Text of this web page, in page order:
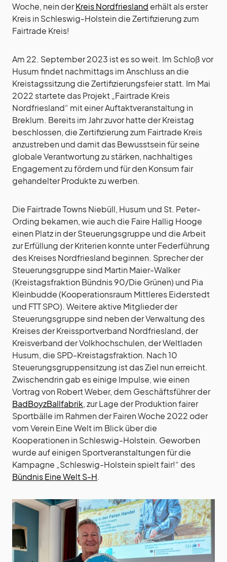
Woche, nein derKreis Nordfriesland erhält als erster
Kreis in Schleswig-Holstein die Zertifizierung zum
Fairtrade Kreis!
Am 22. September 2023 ist es so weit. Im Schloß vor
Husum findet nachmittags im Anschluss an die
Kreistagssitzung die Zertifizierungsfeier statt. Im Mai
2022 startete das Projekt „Fairtrade Kreis
Nordfriesland“ mit einer Auftaktveranstaltung in
Breklum. Bereits im Jahr zuvor hatte der Kreistag
beschlossen, die Zertifizierung zum Fairtrade Kreis
anzustreben und damit das Bewusstsein für seine
globale Verantwortung zu stärken, nachhaltiges
Engagement zu fördern und für den Konsum fair
gehandelter Produkte zu werben.
Die Fairtrade Towns Niebüll, Husum und St. Peter-
Ording bekamen, wie auch die Faire Hallig Hooge
einen Platz in der Steuerungsgruppe und die Arbeit
zur Erfüllung der Kriterien konnte unter Federführung
des Kreises Nordfriesland beginnen. Sprecher der
Steuerungsgruppe sind Martin Maier-Walker
(Kreistagsfraktion Bündnis 90/Die Grünen) und Pia
Kleinbudde (Kooperationsraum Mittleres Eiderstedt
und FTT SPO). Weitere aktive Mitglieder der
Steuerungsgruppe sind neben der Verwaltung des
Kreises der Kreissportverband Nordfriesland, der
Kreisverband der Volkhochschulen, der Weltladen
Husum, die SPD-Kreistagsfraktion. Nach 10
Steuerungsgruppensitzung ist das Ziel nun erreicht.
Zwischendrin gab es einige Impulse, wie einen
Vortrag von Robert Weber, dem Geschäftsführer der
BadBoyzBallfabrik, zur Lage der Produktion fairer
Sportbälle im Rahmen der Fairen Woche 2022 oder
vom Verein Eine Welt im Blick über die
Kooperationen in Schleswig-Holstein. Geworben
wurde auf einigen Sportveranstaltungen für die
Kampagne „Schleswig-Holstein spielt fair!“ des
Bündnis Eine Welt S-H.